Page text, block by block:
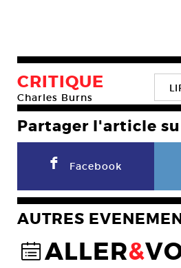
CRITIQUE
Charles Burns
Partager l'article
F Facebook
AUTRES
@ALLER&